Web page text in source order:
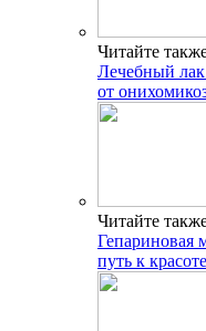
Читайте
Лечебный
от
Читайте
Гепариновая
путь к красоте